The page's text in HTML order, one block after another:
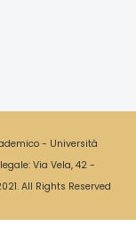
- Università
Via Vela, 42 -
All Rights Reserved